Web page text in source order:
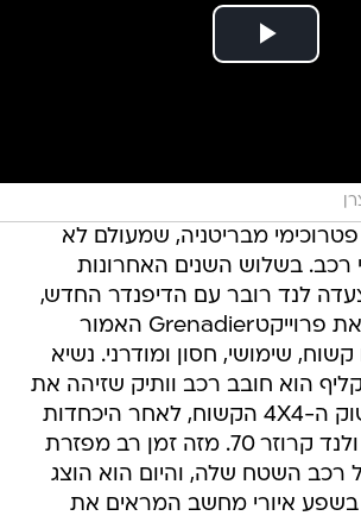
מבריטניה, שמעולם לא
רכב. בשלוש השנים האחרונות
צעדה לנד רובר עם הדיפנדר החדש,
פיתחה החברה את פרוייקטGrenadier האמור
שימושי, חסון ומודרני. נשיא
הוא חובב רכב וותיק שזיהה את
החלל שנוצר בשוק ה-4X4 הקשוח, לאחר היכחדות
דיפנדר הראשון ולנד קרוזר 70. מזה זמן רב מפזרת
רכב השטח שלה, והיום הוא הוצג
איורי מחשב המראים את